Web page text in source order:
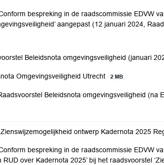
bespreking in de raadscommissie EDVW
aangepast (12 januari 2024,
Beleidsnota omgevingsveiligheid (januari
Omgevingsveiligheid Utrecht 2 MB
Beleidsnota omgevingsveiligheid (na
ontwerp Kadernota 2025
bespreking in de raadscommissie EDVW
RUD over Kadernota 2025’ bij het raadsvoorstel